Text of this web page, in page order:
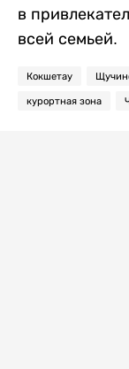
в
всей семьей.
Кокшетау
курортная зона